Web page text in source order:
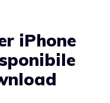
iPhone